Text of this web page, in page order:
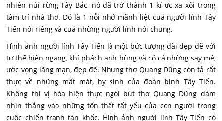
nhiên núi rừng Tây Bắc, nó đã trở thành 1 kí ức xa xôi trong
tâm trí nhà thơ. Đó là 1 nỗi nhớ mãnh liệt cuả người lính Tây
Tiến nói riêng và cuả những người lính nói chung.
Hình ảnh người lính Tây Tiến là một bức tượng đài đẹp đẽ với
tư thế hiên ngang, khí phách anh hùng và có cả những say mê,
ước vọng lãng mạn, đẹp đẽ. Nhưng thơ Quang Dũng còn tả rất
thực về những mất mát, hy sinh của đoàn binh Tây Tiến.
Không thi vị hóa hiện thực ngòi bút thơ Quang Dũng dám
nhìn thẳng vào những tổn thất tất yếu của con người trong
cuộc chiến tranh tàn khốc. Hình ảnh người lính Tây Tiến có